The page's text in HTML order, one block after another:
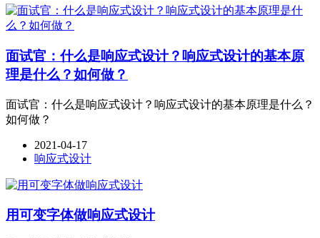
面试官：什么是响应式设计？响应式设计的基本原
理是什么？如何做？
面试官：什么是响应式设计？响应式设计的基本原理是什么？
如何做？
2021-04-17
响应式设计
用可变字体做响应式设计